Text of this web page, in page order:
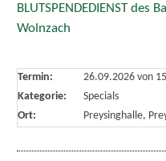
BLUTSPENDEDIENST des
Wolnzach
Termin: 26.09.2026 von
Kategorie:
Specials
Ort:
Preysinghalle,